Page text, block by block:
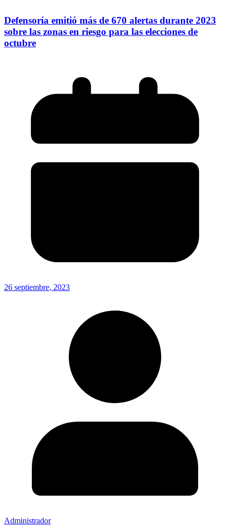
Defensoría emitió más de 670 alertas durante 2023
sobre las zonas en riesgo para las elecciones de
octubre
26 septiembre, 2023
Administrador